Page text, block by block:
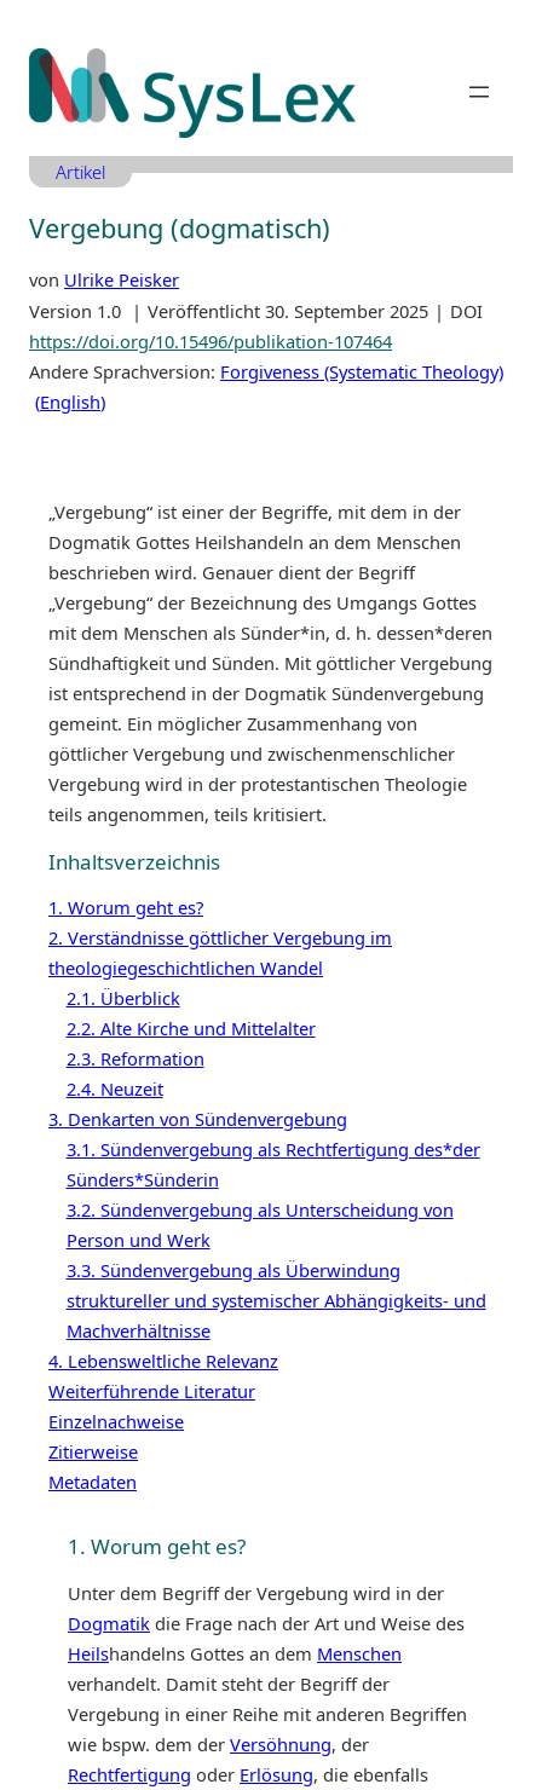
Inhalt
springen
Artikel
Vergebung (dogmatisch)
von Ulrike Peisker
Version 1.0
Veröffentlicht 30. September 2025
DOI
https://doi.org/10.15496/publikation-107464
Andere Sprachversion: Forgiveness (Systematic Theology)
English
„Vergebung“ ist einer der Begriffe, mit dem in der
Dogmatik Gottes Heilshandeln an dem Menschen
beschrieben wird. Genauer dient der Begriff
„Vergebung“ der Bezeichnung des Umgangs Gottes
mit dem Menschen als Sünder*in, d. h. dessen*deren
Sündhaftigkeit und Sünden. Mit göttlicher Vergebung
ist entsprechend in der Dogmatik Sündenvergebung
gemeint. Ein möglicher Zusammenhang von
göttlicher Vergebung und zwischenmenschlicher
Vergebung wird in der protestantischen Theologie
teils angenommen, teils kritisiert.
Inhaltsverzeichnis
1. Worum geht es?
2. Verständnisse göttlicher Vergebung im
theologiegeschichtlichen Wandel
2.1. Überblick
2.2. Alte Kirche und Mittelalter
2.3. Reformation
2.4. Neuzeit
3. Denkarten von Sündenvergebung
3.1. Sündenvergebung als Rechtfertigung des*der
Sünders*Sünderin
3.2. Sündenvergebung als Unterscheidung von
Person und Werk
3.3. Sündenvergebung als Überwindung
struktureller und systemischer Abhängigkeits- und
Machverhältnisse
4. Lebensweltliche Relevanz
Weiterführende Literatur
Einzelnachweise
Zitierweise
Metadaten
1. Worum geht es?
Unter dem Begriff der Vergebung wird in der
Dogmatik die Frage nach der Art und Weise des
Heilshandelns Gottes an dem Menschen
verhandelt. Damit steht der Begriff der
Vergebung in einer Reihe mit anderen Begriffen
wie bspw. dem der Versöhnung, der
Rechtfertigung oder Erlösung, die ebenfalls